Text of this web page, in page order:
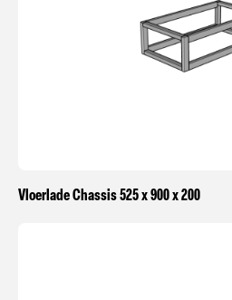
Vloerlade Chassis 525 x 900 x 200